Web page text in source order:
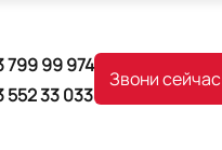
799 99 974
552 33 033
Звони сейчас